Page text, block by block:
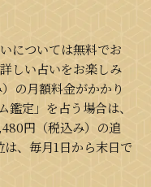
については無料でお
しい占いをお楽しみ
）の月額料金がかかり
鑑定」を占う場合は、
円（税込み）の追
、毎月1日から末日で